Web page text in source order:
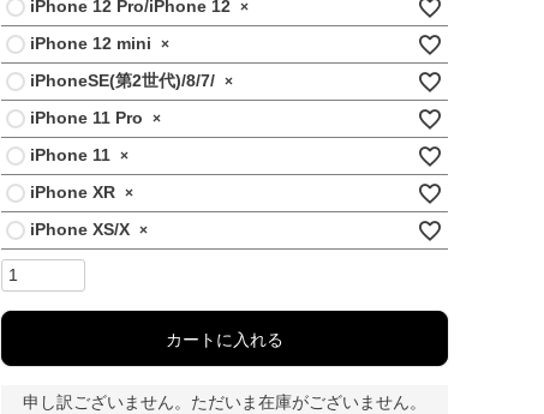
iPhone 12 Pro/iPhone 12 ×
iPhone 12 mini ×
iPhoneSE(第2世代)/8/7/ ×
iPhone 11 Pro ×
iPhone 11 ×
iPhone XR ×
iPhone XS/X ×
カートに入れる
申し訳ございません。ただいま在庫がございません。